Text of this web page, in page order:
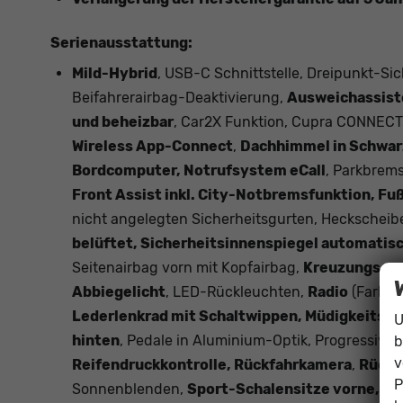
Serienausstattung:
Mild-Hybrid, USB-C Schnittstelle, Dreipunkt-
Beifahrerairbag-Deaktivierung,
und beheizbar, Car2X Funktion, Cupra
Wireless App-Connect, Dachhimmel in
Bordcomputer, Notrufsystem eCall,
Front Assist inkl. City-Notbremsfunktion,
nicht angelegten Sicherheitsgurten,
belüftet, Sicherheitsinnenspiegel
Seitenairbag vorn mit Kopfairbag,
Abbiegelicht, LED-Rückleuchten, Radio
Lederlenkrad mit Schaltwippen,
hinten, Pedale in Aluminium-Optik,
Reifendruckkontrolle, Rückfahrkamera,
Sonnenblenden, Sport-Schalensitze vorne,